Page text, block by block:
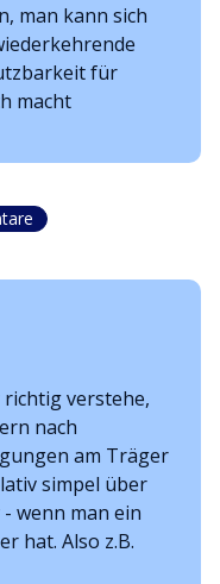
man kann sich
für
macht
richtig verstehe,
nach
am Träger
simpel über
wenn man ein
hat. Also z.B.